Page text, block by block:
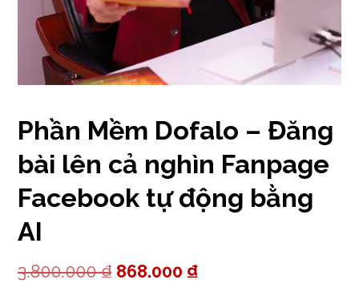
Phần Mềm Dofalo – Đăng
bài lên cả nghìn Fanpage
Facebook tự động bằng
AI
3.800.000₫ Giá
868.000 ₫Giá